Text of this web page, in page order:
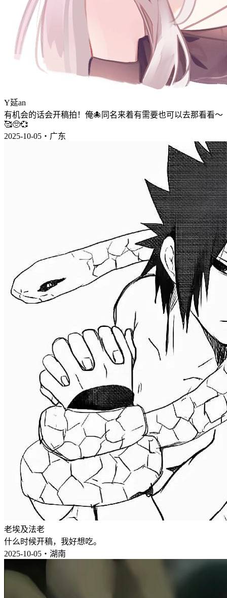
Y延an
有机会的话会开稿拍！俺🐙同名来着有需要也可以去那看看～
🥰🥺💞
2025-10-05・广东
老埃及法老
什么时候开稿，我好想吃。
2025-10-05・湖南